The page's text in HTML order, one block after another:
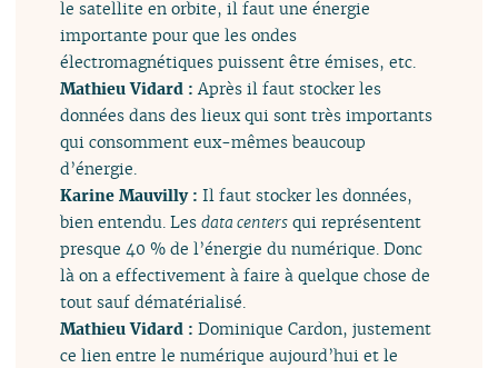
le satellite en orbite, il faut une énergie
importante pour que les ondes
électromagnétiques puissent être émises, etc.
Mathieu Vidard :Après il faut stocker les
données dans des lieux qui sont très importants
qui consomment eux-mêmes beaucoup
d’énergie.
Karine Mauvilly :Il faut stocker les données,
bien entendu. Lesdata centers qui représentent
presque 40 % de l’énergie du numérique. Donc
là on a effectivement à faire à quelque chose de
tout sauf dématérialisé.
Mathieu Vidard :Dominique Cardon, justement
ce lien entre le numérique aujourd’hui et le